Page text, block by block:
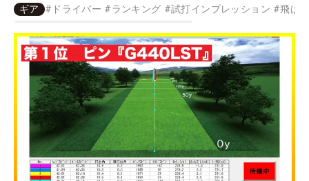
ギア # ドライバー #ランキング #試打インプレッション #飛ば